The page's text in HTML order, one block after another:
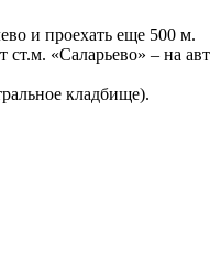
и проехать еще 500 м.
«Саларьево» – на
кладбище).